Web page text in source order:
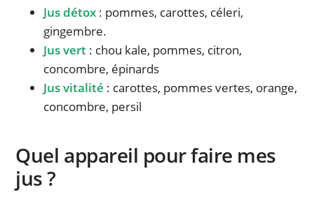
Jus détox : pommes, carottes, céleri,
gingembre.
Jus vert : chou kale, pommes, citron,
concombre, épinards
Jus vitalité : carottes, pommes vertes, orange,
concombre, persil
Quel appareil pour faire mes
jus ?